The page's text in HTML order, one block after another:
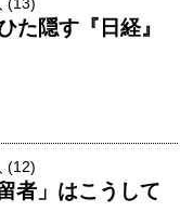
(13)
た隠す『日経』
(12)
者」はこうして